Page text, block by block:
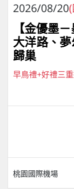
2026/08/20
【金優墨
大洋路、
歸巢
早鳥禮+好禮三
桃園國際機場